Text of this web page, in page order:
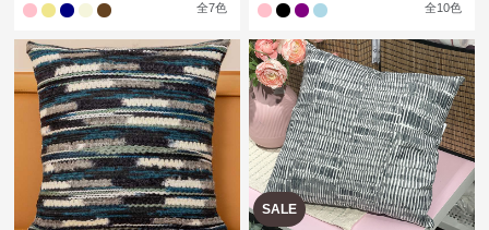
全7色 全10色
SALE